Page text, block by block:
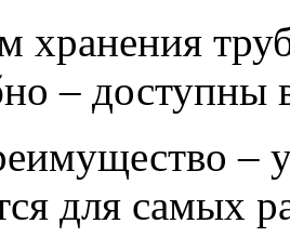
хранения
– доступны
–
для самых